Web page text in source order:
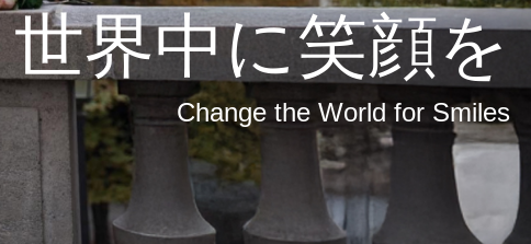
世界中に笑顔を
Change the World for Smiles